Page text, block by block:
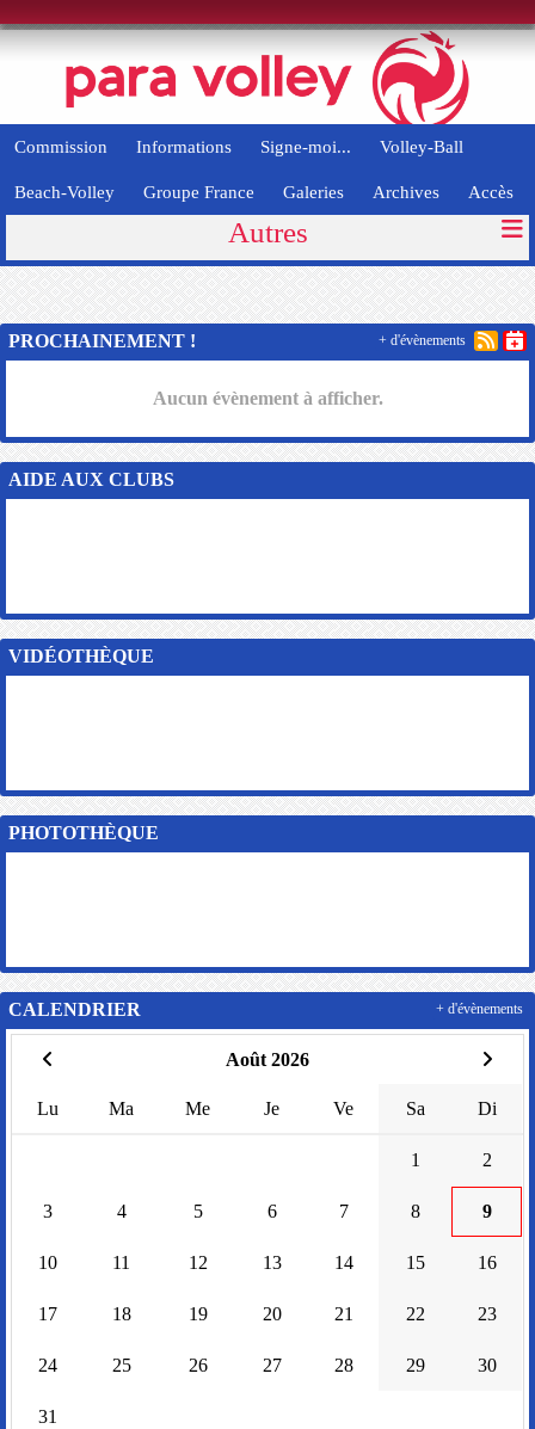
Commission Informations Signe-moi... Volley-Ball
Beach-Volley Groupe France Galeries Archives Accès
Autres
PROCHAINEMENT !
Aucun évènement à afficher.
+ d'évènements
AIDE AUX CLUBS
VIDÉOTHÈQUE
PHOTOTHÈQUE
CALENDRIER
Août 2026
Lu Ma Me Je Ve Sa Di
1 2
3 4 5 6 7 8 9
10 11 12 13 14 15 16
17 18 19 20 21 22 23
24 25 26 27 28 29 30
31
+ d'évènements